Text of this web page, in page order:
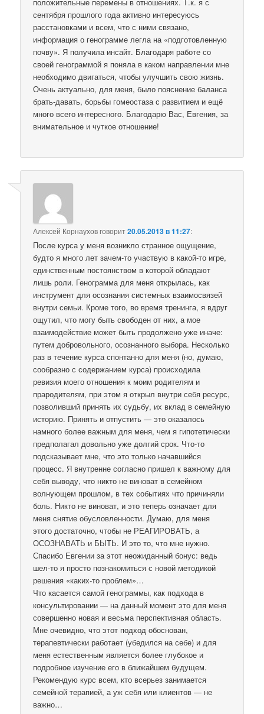
сентября прошлого года активно интересуюсь
расстановками и всем, что с ними связано,
информация о генограмме легла на «подготовленную
почву». Я получила инсайт. Благодаря работе со
своей генограммой я поняла в каком направлении мне
необходимо двигаться, чтобы улучшить свою жизнь.
Очень актуально, для меня, было пояснение баланса
брать-давать, борьбы гомеостаза с развитием и ещё
много всего интересного. Благодарю Вас, Евгения, за
внимательное и чуткое отношение!
Алексей Корнауховговорит20.05.2013 в 11:27:
После курса у меня возникло странное ощущение,
будто я много лет зачем-то участвую в какой-то игре,
единственным постоянством в которой обладают
лишь роли. Генограмма для меня открылась, как
инструмент для осознания системных взаимосвязей
внутри семьи. Кроме того, во время тренинга, я вдруг
ощутил, что могу быть свободен от них, а мое
взаимодействие может быть продолжено уже иначе:
путем добровольного, осознанного выбора. Несколько
раз в течение курса спонтанно для меня (но, думаю,
сообразно с содержанием курса) происходила
ревизия моего отношения к моим родителям и
прародителям, при этом я открыл внутри себя ресурс,
позволивший принять их судьбу, их вклад в семейную
историю. Принять и отпустить — это оказалось
намного более важным для меня, чем я гипотетически
предполагал довольно уже долгий срок. Что-то
подсказывает мне, что это только начавшийся
процесс. Я внутренне согласно пришел к важному для
себя выводу, что никто не виноват в семейном
волнующем прошлом, в тех событиях что причиняли
боль. Никто не виноват, и это теперь означает для
меня снятие обусловленности. Думаю, для меня
этого достаточно, чтобы не РЕАГИРОВАТЬ, а
ОСОЗНАВАТЬ и БЫТЬ. И это то, что мне нужно.
Спасибо Евгении за этот неожиданный бонус: ведь
шел-то я просто познакомиться с новой методикой
решения «каких-то проблем»…
Что касается самой генограммы, как подхода в
консультировании — на данный момент это для меня
совершенно новая и весьма перспективная область.
Мне очевидно, что этот подход обоснован,
терапевтически работает (убедился на себе) и для
меня естественным является более глубокое и
подробное изучение его в ближайшем будущем.
Рекомендую курс всем, кто всерьез занимается
семейной терапией, а уж себя или клиентов — не
важно…